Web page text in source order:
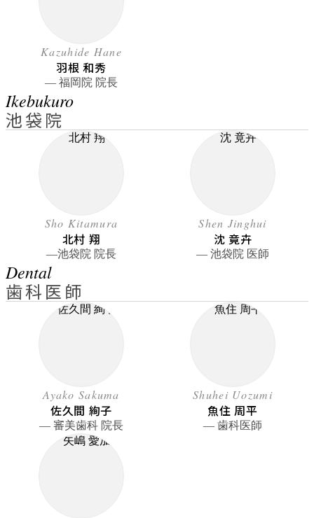
Kazuhide Hane
羽根 和秀
― 福岡院 院長
Ikebukuro
池袋院
Sho Kitamura
北村 翔
―池袋院 院長
Shen Jinghui
沈 竟卉
― 池袋院 医師
Dental
歯科医師
Ayako Sakuma
佐久間 絢子
― 審美歯科 院長
Shuhei Uozumi
魚住 周平
― 歯科医師